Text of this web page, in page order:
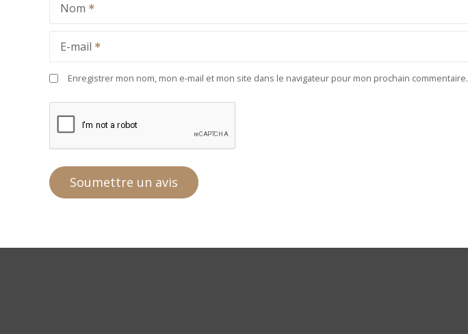
Nom
E-mail
Enregistrer mon nom, mon e-mail et mon site dans le navigateur pour mon prochain commentaire.